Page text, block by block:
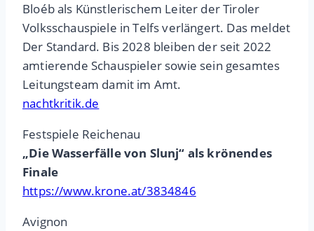
Bloéb als Künstlerischem Leiter der Tiroler
Volksschauspiele in Telfs verlängert. Das meldet
Der Standard. Bis 2028 bleiben der seit 2022
amtierende Schauspieler sowie sein gesamtes
Leitungsteam damit im Amt.
nachtkritik.de
Festspiele Reichenau
„Die Wasserfälle von Slunj“ als krönendes
Finale
https://www.krone.at/3834846
Avignon